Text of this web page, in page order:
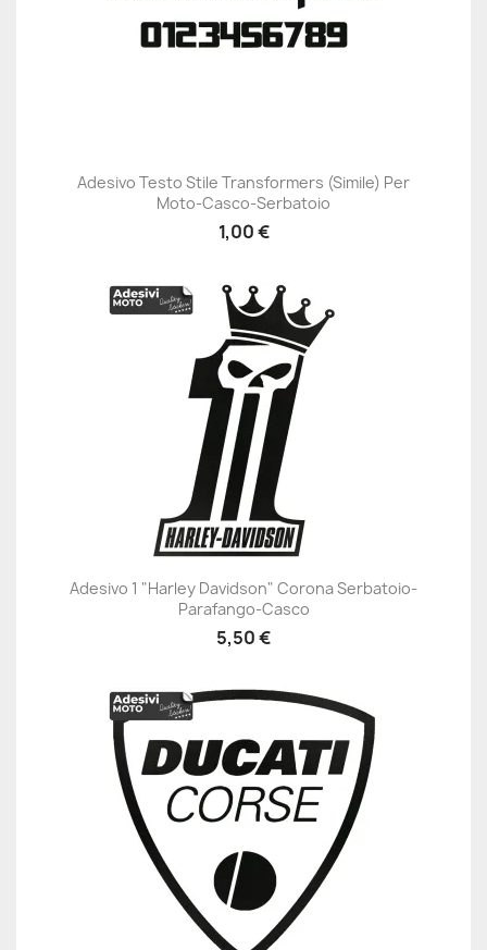
Adesivo Testo Stile Transformers (simile) Per
Moto-Casco-Serbatoio
1,00 €
Adesivo 1 "Harley Davidson" Corona Serbatoio-
Parafango-Casco
5,50 €